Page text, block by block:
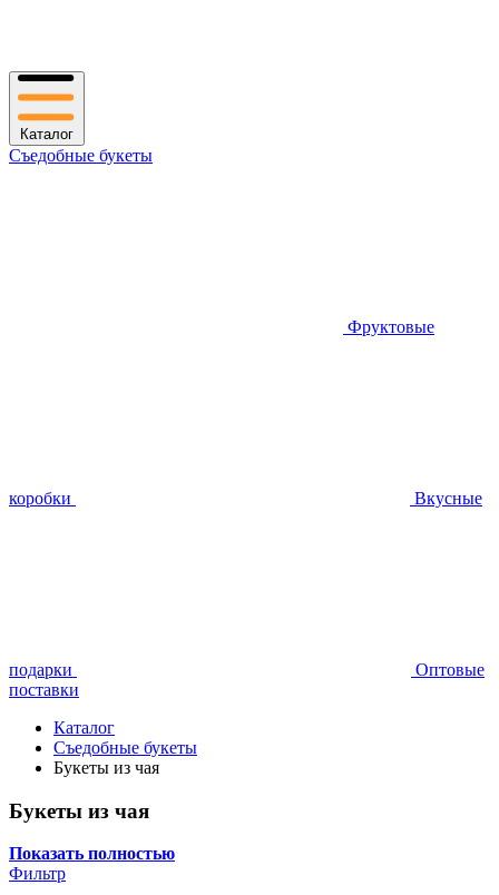
Каталог
Съедобные букеты
Фруктовые
коробки Вкусные
подарки
Оптовые
поставки
Каталог
Съедобные букеты
Букеты из чая
Букеты из чая
Показать полностью
Фильтр